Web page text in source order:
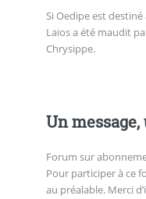
Si Oedipe est
Laios a été maudit
Chrysippe.
Un
Forum sur
Pour participer à ce
au préalable. Merci